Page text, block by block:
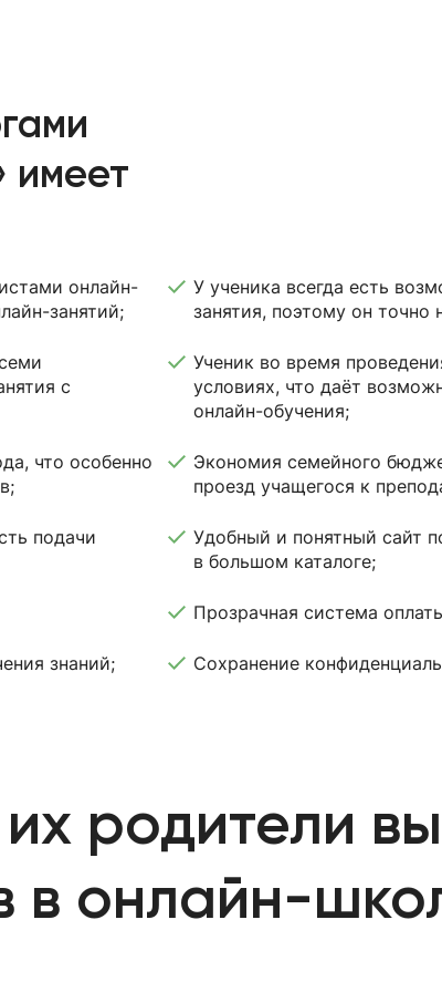
имеет
онлайн-
занятий;
с
что особенно
подачи
знаний;
У ученика всегда есть
занятия, поэтому он точно
Ученик во время
условиях, что даёт
онлайн-обучения;
Экономия семейного
проезд учащегося к
Удобный и понятный сайт
в большом каталоге;
Прозрачная система
Сохранение
родители
в онлайн-